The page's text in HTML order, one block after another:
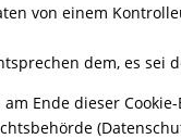
von einem
dem, es sei
Ende dieser